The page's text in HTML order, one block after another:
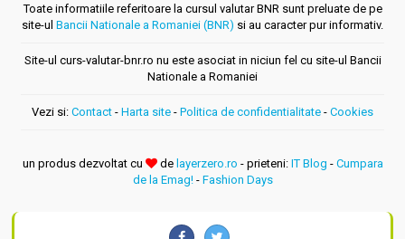
Toate informatiile referitoare la cursul valutar BNR sunt preluate de pe
site-ul Bancii Nationale a Romaniei (BNR) si au caracter pur informativ.
Site-ul curs-valutar-bnr.ro nu este asociat in niciun fel cu site-ul Bancii
Nationale a Romaniei
Vezi si: Contact - Harta site - Politica de confidentialitate - Cookies
un produs dezvoltat cu de layerzero.ro - prieteni: IT Blog - Cumpara
de la Emag!- Fashion Days